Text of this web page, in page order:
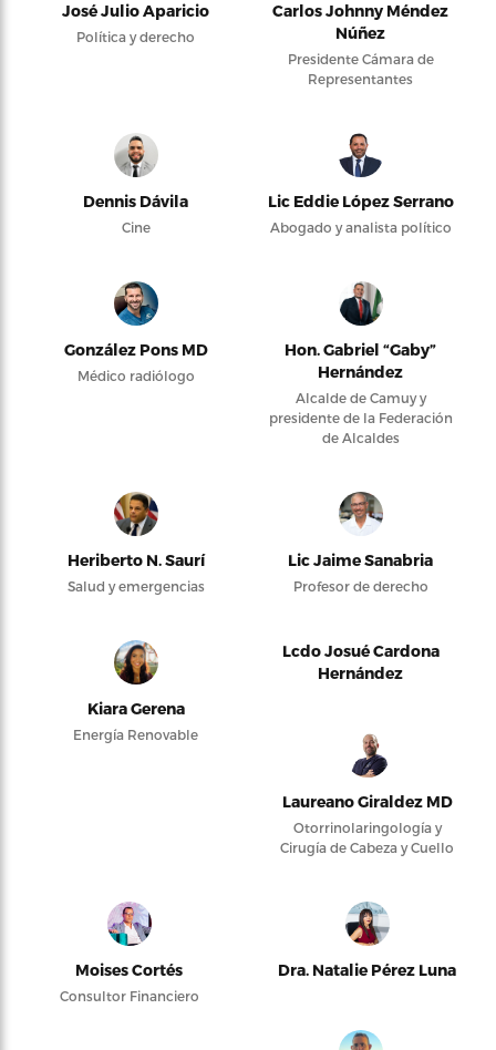
José Julio Aparicio
Política y derecho
Carlos Johnny Méndez
Núñez
Presidente Cámara de
Representantes
Dennis Dávila
Cine
Lic Eddie López Serrano
Abogado y analista político
González Pons MD
Médico radiólogo
Hon. Gabriel “Gaby”
Hernández
Alcalde de Camuy y
presidente de la Federación
de Alcaldes
Heriberto N. Saurí
Salud y emergencias
Lic Jaime Sanabria
Profesor de derecho
Kiara Gerena
Energía Renovable
Lcdo Josué Cardona
Hernández
Laureano Giraldez MD
Otorrinolaringología y
Cirugía de Cabeza y Cuello
Moises Cortés
Consultor Financiero
Dra. Natalie Pérez Luna